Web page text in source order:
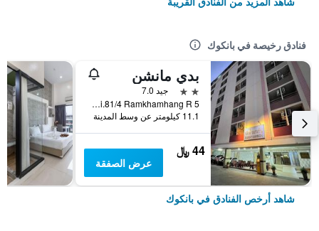
فنادق رخيصة في بانكوك
بدي مانشن
2 نجمتين
جيد 7.0
5 Soi.81/4 Ramkhamhang R., بانكوك, تايلاند
11.1 كيلومتر عن وسط المدينة
44 ﷼
عرض الصفقة
شاهد أرخص الفنادق في بانكوك